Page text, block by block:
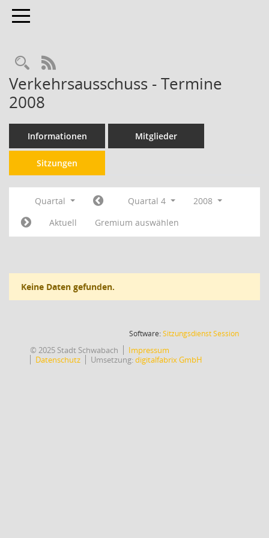
Toggle navigation
RSS-Feed
Verkehrsausschuss - Termine
2008
Informationen Mitglieder
Sitzungen
Quartal Quartal 4
2008
Aktuell
Gremium auswählen
Keine Daten gefunden.
Software:SitzungsdienstSession(Wird in
© 2025 Stadt Schwabach
Impressum
Datenschutz
Umsetzung:digitalfabrix GmbH